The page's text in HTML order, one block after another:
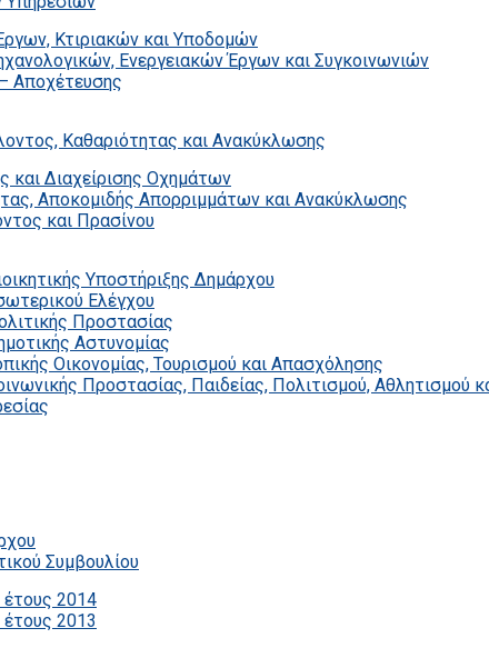
Κτιριακών και Υποδομών
Ενεργειακών Έργων και Συγκοινωνιών
Αποχέτευσης
Καθαριότητας και Ανακύκλωσης
και Διαχείρισης Οχημάτων
Αποκομιδής Απορριμμάτων και Ανακύκλωσης
και Πρασίνου
Υποστήριξης Δημάρχου
Ελέγχου
Προστασίας
Αστυνομίας
Οικονομίας, Τουρισμού και Απασχόλησης
Προστασίας, Παιδείας, Πολιτισμού, Αθλητισμού
Συμβουλίου
2014
2013